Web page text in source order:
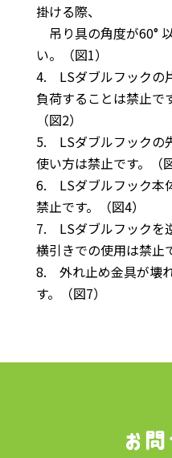
掛ける際、
吊り具の角度が60°
い。（図1）
4. LSダブルフックの
負荷することは禁止で
（図2）
5. LSダブルフックの
使い方は禁止です。（
6. LSダブルフック本
禁止です。（図4）
7. LSダブルフックを
横引きでの使用は禁止
8. 外れ止め金具が壊
す。（図7）
お